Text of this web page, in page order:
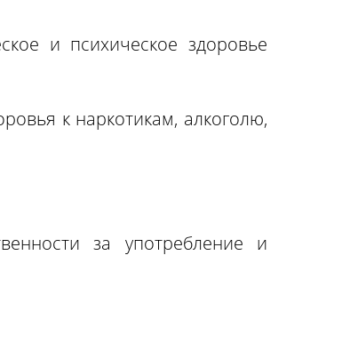
и психическое здоровье
к наркотикам, алкоголю,
за употребление и